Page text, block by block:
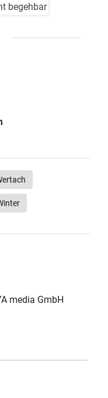
begehbar
media GmbH